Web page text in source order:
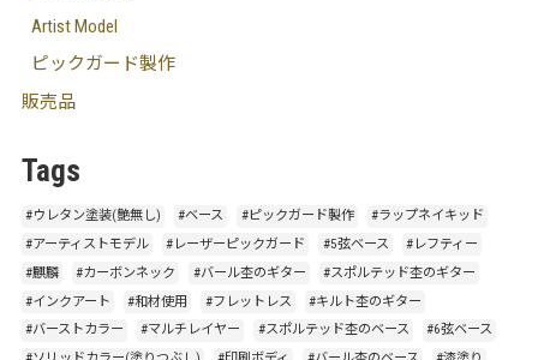
Artist Model
ピックガード製作
販売品
Tags
#ウレタン塗装(艶無し) #ベース #ピックガード製作
#ラップネイキッド
#アーティストモデル
#レーザーピックガード #5弦ベース
#レフティー
#麒麟
#カーボンネック #バール杢のギター
#スポルテッド杢のギター
#インクアート
#和材使用 #フレットレス
#キルト杢のギター
#バーストカラー
#マルチレイヤー #スポルテッド杢のベース
#6弦ベース